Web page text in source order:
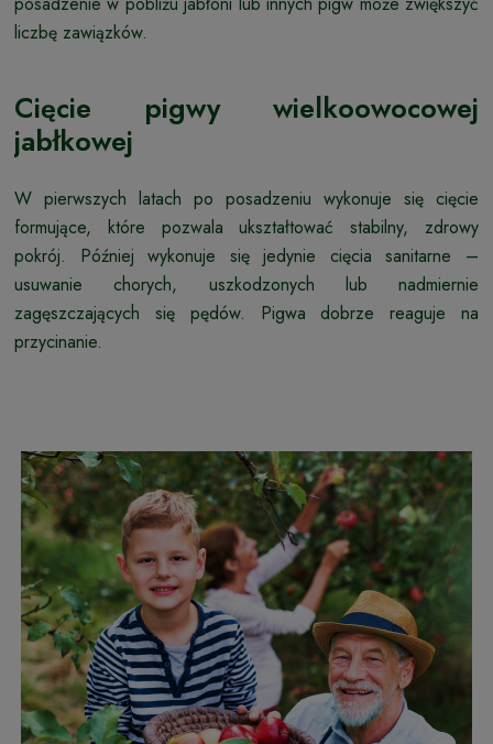
liczbę zawiązków.
Cięcie pigwy wielkoowocowej
jabłkowej
W pierwszych latach po posadzeniu wykonuje się cięcie
formujące, które pozwala ukształtować stabilny, zdrowy
pokrój. Później wykonuje się jedynie cięcia sanitarne –
usuwanie chorych, uszkodzonych lub nadmiernie
zagęszczających się pędów. Pigwa dobrze reaguje na
przycinanie.